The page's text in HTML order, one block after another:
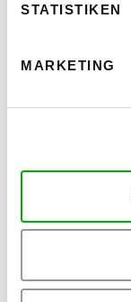
STATISTIKEN
MARKETING
Barrierefrei über Lift B